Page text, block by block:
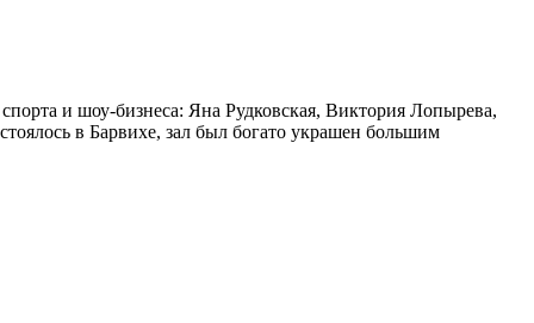
и шоу-бизнеса: Яна Рудковская, Виктория Лопырева,
в Барвихе, зал был богато украшен большим